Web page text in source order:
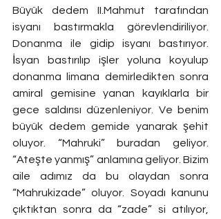
Büyük dedem II.Mahmut tarafından
isyanı bastırmakla görevlendiriliyor.
Donanma ile gidip isyanı bastırıyor.
İsyan bastırılıp işler yoluna koyulup
donanma limana demirledikten sonra
amiral gemisine yanan kayıklarla bir
gece saldırısı düzenleniyor. Ve benim
büyük dedem gemide yanarak şehit
oluyor. “Mahruki” buradan geliyor.
“Ateşte yanmış” anlamına geliyor. Bizim
aile adımız da bu olaydan sonra
“Mahrukizade” oluyor. Soyadı kanunu
çıktıktan sonra da “zade” si atılıyor,